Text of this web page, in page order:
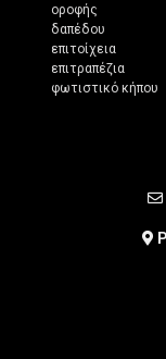
οροφής
δαπέδου
επιτοίχεια
επιτραπέζια
φωτιστικό κήπου